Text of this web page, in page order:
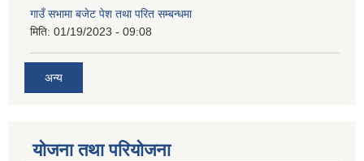
गाउँ सभामा बजेट पेश तथा परित सम्बन्धमा
मिति: 01/19/2023 - 09:08
अन्य
योजना तथा परियोजना